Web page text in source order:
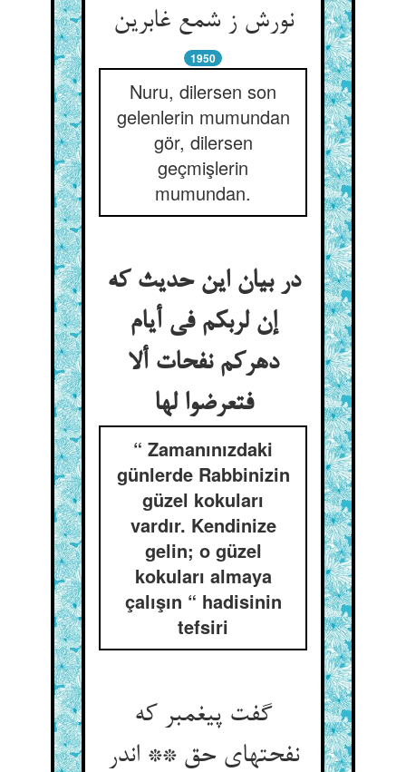
نورش ز شمع غابرین‌‌
1950
Nuru, dilersen son
gelenlerin mumundan
gör, dilersen
geçmişlerin
mumundan.
در بیان این حدیث که
إن لربکم فی أیام
دهرکم نفحات ألا
فتعرضوا لها
“ Zamanınızdaki
günlerde Rabbinizin
güzel kokuları
vardır. Kendinize
gelin; o güzel
kokuları almaya
çalışın “ hadisinin
tefsiri
گفت پیغمبر که
نفحتهای حق ** اندر